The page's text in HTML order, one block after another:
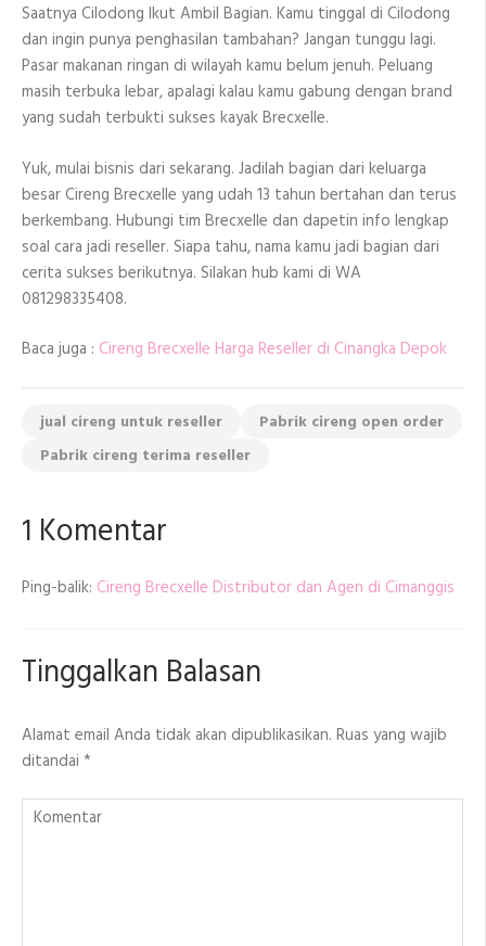
Saatnya Cilodong Ikut Ambil Bagian. Kamu tinggal di Cilodong
dan ingin punya penghasilan tambahan? Jangan tunggu lagi.
Pasar makanan ringan di wilayah kamu belum jenuh. Peluang
masih terbuka lebar, apalagi kalau kamu gabung dengan brand
yang sudah terbukti sukses kayak Brecxelle.
Yuk, mulai bisnis dari sekarang. Jadilah bagian dari keluarga
besar Cireng Brecxelle yang udah 13 tahun bertahan dan terus
berkembang. Hubungi tim Brecxelle dan dapetin info lengkap
soal cara jadi reseller. Siapa tahu, nama kamu jadi bagian dari
cerita sukses berikutnya. Silakan hub kami di WA
081298335408.
Baca juga : Cireng Brecxelle Harga Reseller di Cinangka Depok
jual cireng untuk reseller
Pabrik cireng open order
Pabrik cireng terima reseller
1 Komentar
Ping-balik: Cireng Brecxelle Distributor dan Agen di Cimanggis
Tinggalkan Balasan
Alamat email Anda tidak akan dipublikasikan. Ruas yang wajib
ditandai *
Komentar